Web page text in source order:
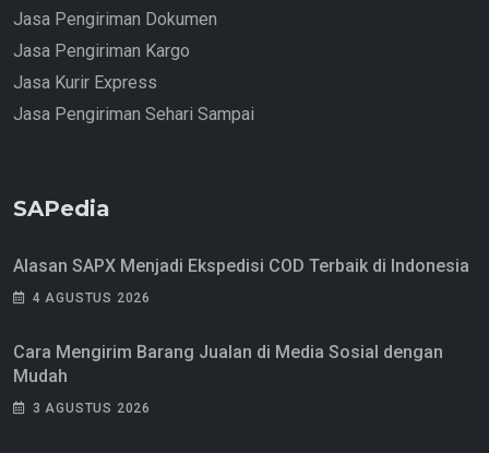
Jasa Pengiriman Dokumen
Jasa Pengiriman Kargo
Jasa Kurir Express
Jasa Pengiriman Sehari Sampai
SAPedia
Alasan SAPX Menjadi Ekspedisi COD Terbaik di Indonesia
4 AGUSTUS 2026
Cara Mengirim Barang Jualan di Media Sosial dengan
Mudah
3 AGUSTUS 2026